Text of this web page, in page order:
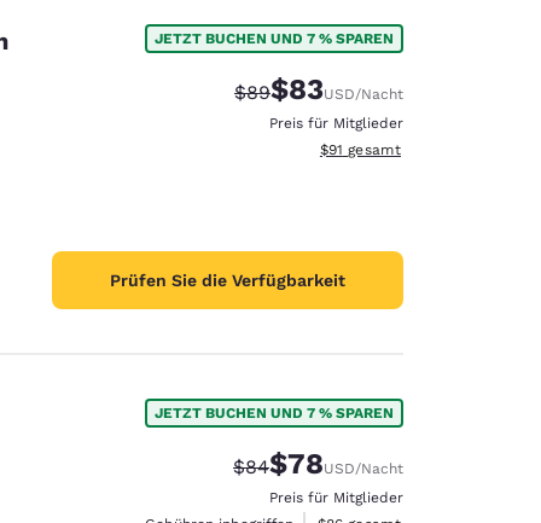
JETZT BUCHEN UND 7 % SPAREN
Durchgestrichener Preis:
$89Vergünstigter Preis:
$83USD/Nacht
Preis für Mitglieder
Geschätzte Gesamtdetails
$91 gesamt
Prüfen Sie die Verfügbarkeit
JETZT BUCHEN UND 7 % SPAREN
Durchgestrichener Preis:
$84Vergünstigter Preis:
$78USD/Nacht
Preis für Mitglieder